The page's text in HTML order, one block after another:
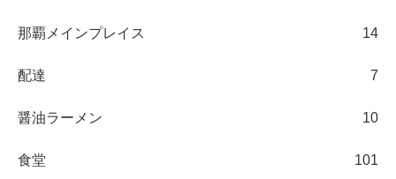
那覇メインプレイス 14
配達 7
醤油ラーメン 10
食堂 101